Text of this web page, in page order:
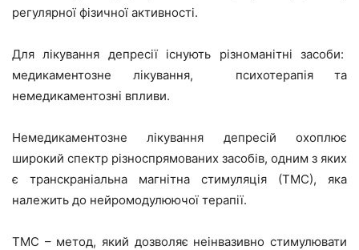
регулярної фізичної активності.
Для лікування депресії існують різноманітні засоби:
медикаментозне лікування, психотерапія та
немедикаментозні впливи.
Немедикаментозне лікування депресій охоплює
широкий спектр різноспрямованих засобів, одним з яких
є транскраніальна магнітна стимуляція (ТМС), яка
належить до нейромодулюючої терапії.
ТМС – метод, який дозволяє неінвазивно стимулювати